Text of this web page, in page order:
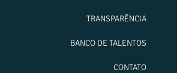
TRANSPARÊNCIA
BANCO DE TALENTOS
CONTATO